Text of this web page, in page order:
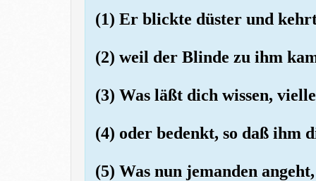
(1) Er blickte düster und
(2) weil der Blinde zu ihm
(3) Was läßt dich wissen,
(4) oder bedenkt, so daß ihm
(5) Was nun jemanden